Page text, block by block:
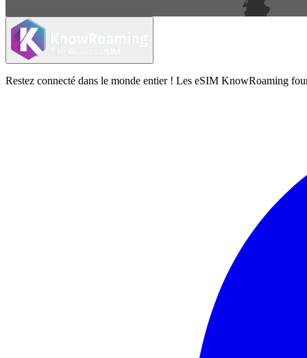
Restez connecté dans le monde entier ! Les eSIM KnowRoaming